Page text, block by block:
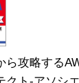
ら攻略する